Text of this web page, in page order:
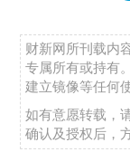
财新网所刊载内
专属所有或持有
建立镜像等任何
如有意愿转载，
确认及授权后，